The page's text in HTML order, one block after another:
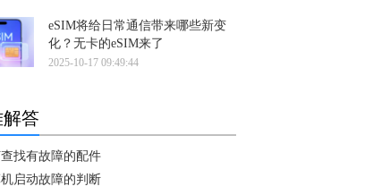
eSIM将给日常通信带来哪些新变
化？无卡的eSIM来了
2025-10-17 09:49:44
解答
找有故障的配件
启动故障的判断